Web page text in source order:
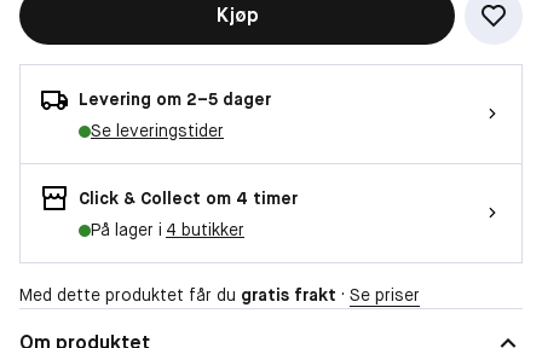
Kjøp
Levering om 2–5 dager
Se leveringstider
Click & Collect om 4 timer
På lager i 4 butikker
Med dette produktet får du gratis frakt · Se priser
Om produktet